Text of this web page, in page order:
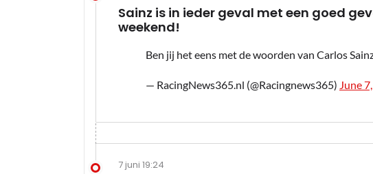
Sainz is in ieder geval met een goed
weekend!
Ben jij het eens met de woorden van Carlos
— RacingNews365.nl (@Racingnews365) June
7 juni 19:24